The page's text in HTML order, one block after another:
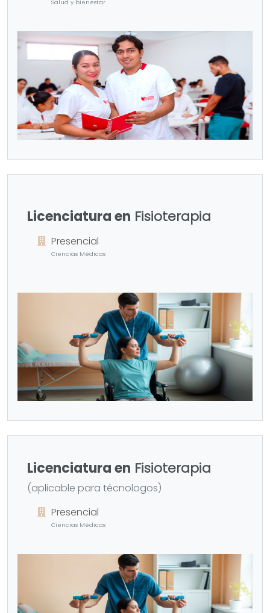
Salud y bienestar
Licenciatura en Fisioterapia
Presencial
Ciencias Médicas
Licenciatura en Fisioterapia
(aplicable para técnologos)
Presencial
Ciencias Médicas